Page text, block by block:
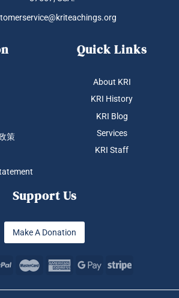
策
Quick Links
About KRI
KRI History
KRI Blog
Services
KRI Staff
Support Us
Make A Donation